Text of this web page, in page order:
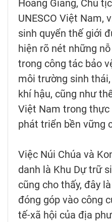
Hoàng Giang, Chủ
UNESCO Việt Nam,
sinh quyển thế giới
hiện rõ nét những
trong công tác bảo
môi trường sinh
khí hậu, cũng như
Việt Nam trong
phát triển bền vững
Việc Núi Chúa và
danh là Khu Dự trữ
cũng cho thấy, đây
đóng góp vào công
tế-xã hội của địa